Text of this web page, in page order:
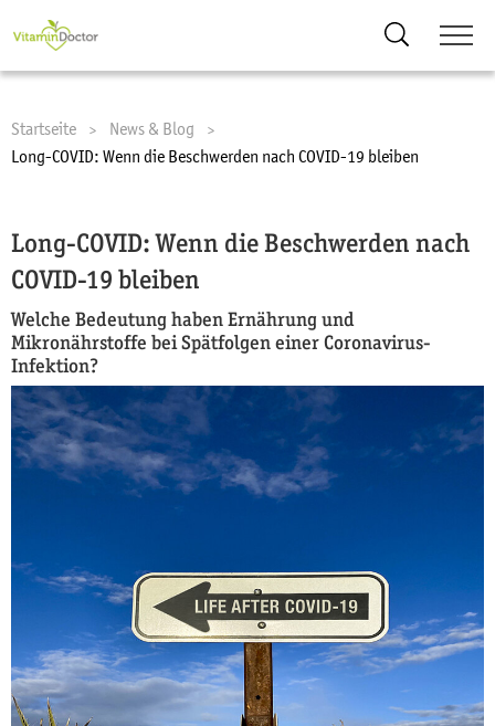
Startseite
News & Blog
Current:
Long-COVID: Wenn die Beschwerden nach COVID-19 bleiben
Long-COVID: Wenn die Beschwerden nach
COVID-19 bleiben
Welche Bedeutung haben Ernährung und
Mikronährstoffe bei Spätfolgen einer Coronavirus-
Infektion?